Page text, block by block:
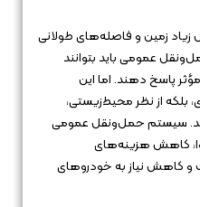
زمین و فاصله‌های طولانی
عمومی باید بتوانند
پاسخ دهند. اما این
بلکه از نظر محیط‌زیستی،
سیستم حمل‌ونقل عمومی
کاهش هزینه‌های
نیاز به خودروهای